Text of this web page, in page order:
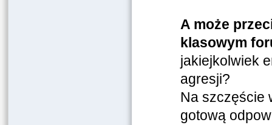
A może
klasowym
jakiejkolwiek
agresji?
Na szczęście
gotową